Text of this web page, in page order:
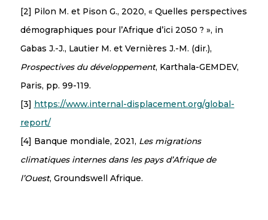
[2] Pilon M. et Pison G., 2020, « Quelles perspectives
démographiques pour l’Afrique d’ici 2050 ? », in
Gabas J.-J., Lautier M. et Vernières J.-M. (dir.),
Prospectives du développement, Karthala-GEMDEV,
Paris, pp. 99-119.
[3]
https://www.internal-displacement.org/global-
report/
[4] Banque mondiale, 2021, Les migrations
climatiques internes dans les pays d’Afrique de
l’Ouest, Groundswell Afrique.